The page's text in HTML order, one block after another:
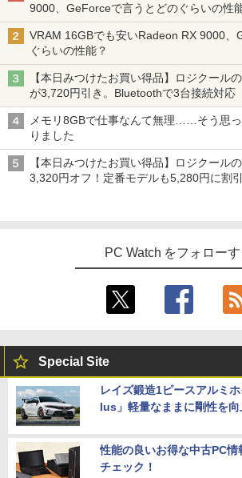
￥12,399
9000、GeForceで言うとどのぐらいの性
VRAM 16GBでも安いRadeon RX 9000、
ぐらいの性能？
【本日みつけたお買い得品】ロジクール
が3,720円引き。Bluetoothで3台接続対応
メモリ8GBで仕事なんて無理……そう思
りました
【本日みつけたお買い得品】ロジクール
3,320円オフ！定番モデルも5,280円に割
PC Watch をフォローす
Special Site
レイズ鍛造1ピースアルミ
lus」軽量なままに剛性を向
性能の良いお得な中古PC情
チェック！